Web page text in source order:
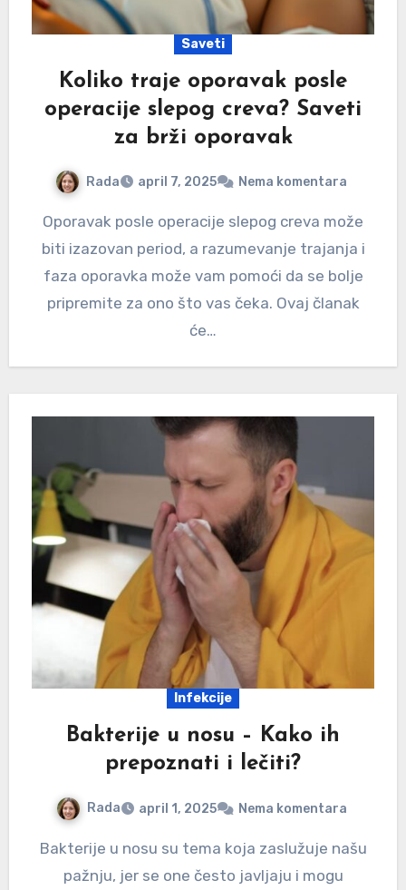
Saveti
Koliko traje oporavak posle
operacije slepog creva? Saveti
za brži oporavak
Rada april 7, 2025 Nema komentara
Oporavak posle operacije slepog creva može
biti izazovan period, a razumevanje trajanja i
faza oporavka može vam pomoći da se bolje
pripremite za ono što vas čeka. Ovaj članak
će…
Infekcije
Bakterije u nosu – Kako ih
prepoznati i lečiti?
Rada april 1, 2025 Nema komentara
Bakterije u nosu su tema koja zaslužuje našu
pažnju, jer se one često javljaju i mogu